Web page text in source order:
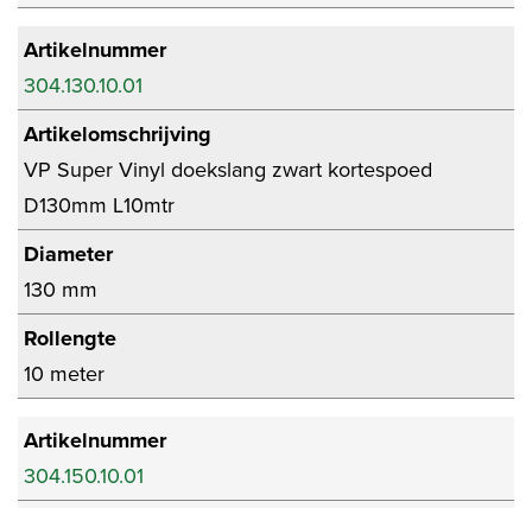
Artikelnummer
304.130.10.01
Artikelomschrijving
VP Super Vinyl doekslang zwart kortespoed
D130mm L10mtr
Diameter
130 mm
Rollengte
10 meter
Artikelnummer
304.150.10.01